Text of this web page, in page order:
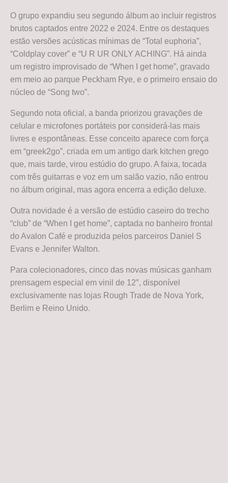
O grupo expandiu seu segundo álbum ao incluir registros
brutos captados entre 2022 e 2024. Entre os destaques
estão versões acústicas mínimas de “Total euphoria”,
“Coldplay cover” e “U R UR ONLY ACHING”. Há ainda
um registro improvisado de “When I get home”, gravado
em meio ao parque Peckham Rye, e o primeiro ensaio do
núcleo de “Song two”.
Segundo nota oficial, a banda priorizou gravações de
celular e microfones portáteis por considerá-las mais
livres e espontâneas. Esse conceito aparece com força
em “greek2go”, criada em um antigo dark kitchen grego
que, mais tarde, virou estúdio do grupo. A faixa, tocada
com três guitarras e voz em um salão vazio, não entrou
no álbum original, mas agora encerra a edição deluxe.
Outra novidade é a versão de estúdio caseiro do trecho
“club” de “When I get home”, captada no banheiro frontal
do Avalon Café e produzida pelos parceiros Daniel S
Evans e Jennifer Walton.
Para colecionadores, cinco das novas músicas ganham
prensagem especial em vinil de 12″, disponível
exclusivamente nas lojas Rough Trade de Nova York,
Berlim e Reino Unido.